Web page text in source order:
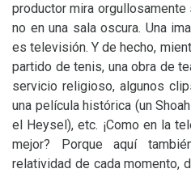
productor mira
no en una sala oscura. Una
es televisión. Y de hecho,
partido de tenis, una obra de
servicio religioso, algunos
una película histórica (un
el Heysel), etc. ¡Como en la
mejor? Porque aquí
relatividad de cada momento,